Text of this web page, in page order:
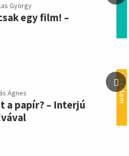
György
egy film! –
irodalom
Ágnes
a papír? – Interjú